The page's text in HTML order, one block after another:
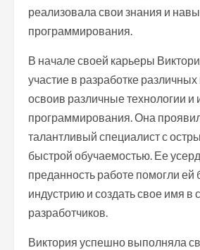
реализовала свои знания и
программирования.
В начале своей карьеры
участие в разработке различных
освоив различные технологии и
программирования. Она
талантливый специалист с
быстрой обучаемостью. Ее
преданность работе помогли ей
индустрию и создать свое имя в
разработчиков.
Виктория успешно выполняла